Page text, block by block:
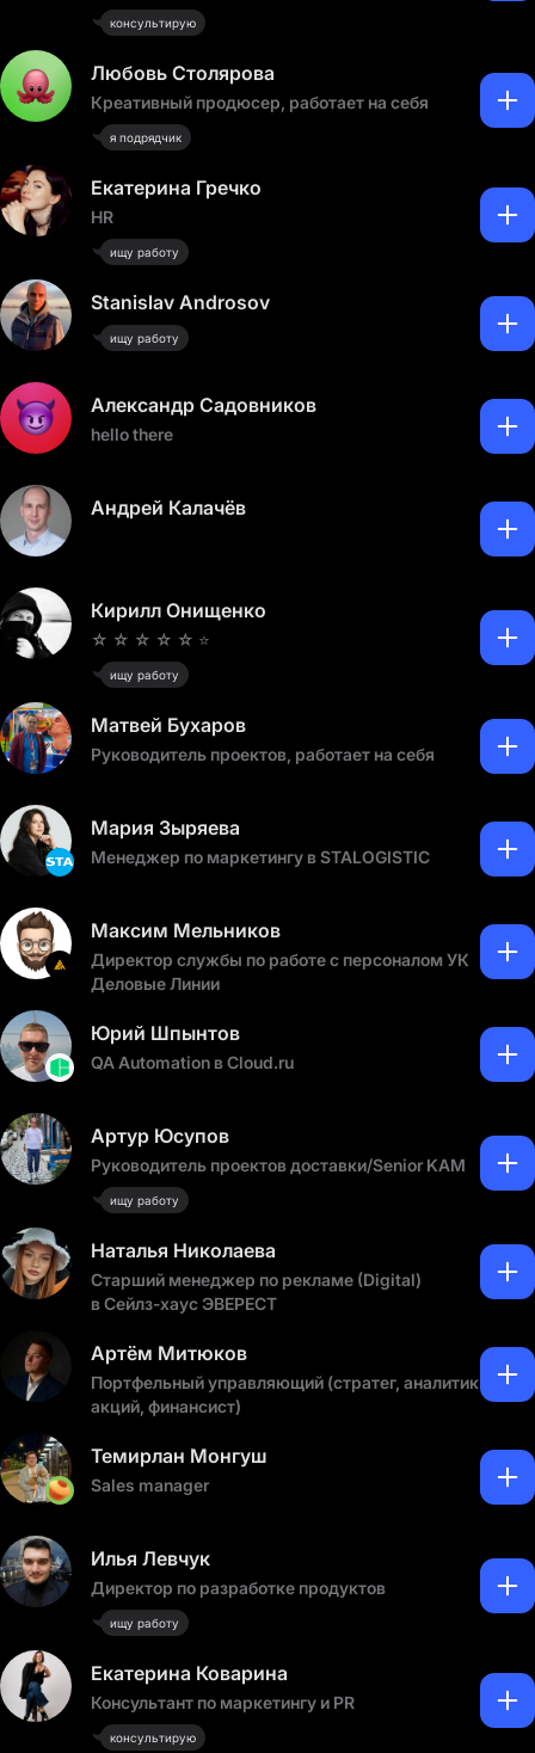
именно.
консультирую
Любовь Столярова
Креативный продюсер, работает на себя
я подрядчик
Екатерина Гречко
HR
ищу работу
Stanislav Androsov
ищу работу
Александр Садовников
hello there
Андрей Калачёв
Кирилл Онищенко
☆ ☆ ☆ ☆ ☆ ⭐️
ищу работу
Матвей Бухаров
Руководитель проектов, работает на себя
Мария Зыряева
Менеджер по маркетингу в STALOGISTIC
Максим Мельников
Директор службы по работе с персоналом УК
Деловые Линии
Юрий Шпынтов
QA Automation в Cloud.ru
Артур Юсупов
Руководитель проектов доставки/Senior KAM
ищу работу
Наталья Николаева
Старший менеджер по рекламе (Digital)
в Сейлз-хаус ЭВЕРЕСТ
Артём Митюков
Портфельный управляющий (стратег, аналитик
акций, финансист)
Темирлан Монгуш
Sales manager
Илья Левчук
Директор по разработке продуктов
ищу работу
Екатерина Коварина
Консультант по маркетингу и PR
консультирую